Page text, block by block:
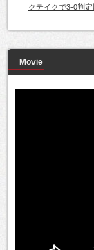
クテイクで3-0判定
Movie